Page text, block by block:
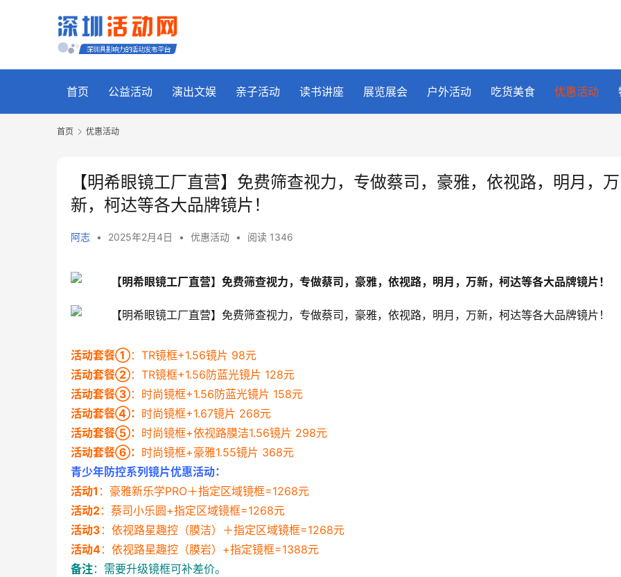
首页 公益活动 演出文娱 亲子活动 读书讲座 展览展会 户外活动 吃货美食 优惠活动
首页 优惠活动
【明希眼镜工厂直营】免费筛查视力，专做蔡司，豪雅，依视路，明月，万
新，柯达等各大品牌镜片！
阿志 • 2025年2月4日 • 优惠活动 • 阅读 1346
活动套餐①：TR镜框+1.56镜片 98元
活动套餐②：TR镜框+1.56防蓝光镜片 128元
活动套餐③：时尚镜框+1.56防蓝光镜片 158元
活动套餐④： 时尚镜框+1.67镜片 268元
活动套餐⑤： 时尚镜框+依视路膜洁1.56镜片 298元
活动套餐⑥： 时尚镜框+豪雅1.55镜片 368元
青少年防控系列镜片优惠活动：
活动1 ：豪雅新乐学PRO＋指定区域镜框=1268元
活动2：蔡司小乐圆+指定区域镜框=1268元
活动3 ：依视路星趣控（膜洁）＋指定区域镜框=1268元
活动4：依视路星趣控（膜岩）+指定镜框=1388元
备注：需要升级镜框可补差价。